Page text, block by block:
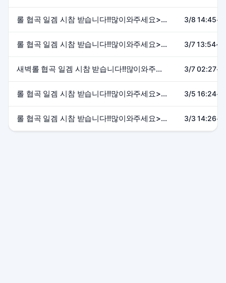
롤 협곡 일겜 시참 받습니다!!많이와주세요>_< 유입환영/초보가능/고수환영 3/8
롤 협곡 일겜 시참 받습니다!!많이와주세요>_< 유입환영/초보가능/고수환영 3/7
새벽롤 협곡 일겜 시참 받습니다!!많이와주세요>_< 유입환영/초보가능/고수환영 3/7
롤 협곡 일겜 시참 받습니다!!많이와주세요>_< 유입환영/초보가능/고수환영 3/5
롤 협곡 일겜 시참 받습니다!!많이와주세요>_< 유입환영/초보가능/고수환영 3/3